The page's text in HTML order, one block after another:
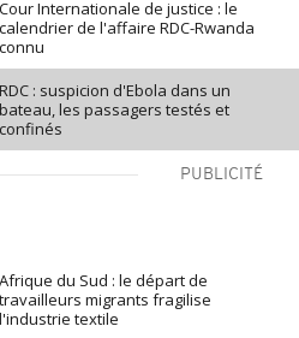
Cour Internationale de justice : le
calendrier de l'affaire RDC-Rwanda
connu
RDC : suspicion d'Ebola dans un
bateau, les passagers testés et
confinés
PUBLICITÉ
Afrique du Sud : le départ de
travailleurs migrants fragilise
l'industrie textile